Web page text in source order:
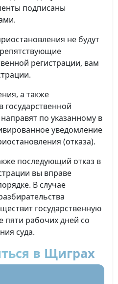
подписаны
не будут
регистрации, вам
а также
государственной
по указанному в
уведомление
(отказа).
последующий отказ в
вы вправе
В случае
государственную
пяти рабочих дней со
суда.
в Щиграх